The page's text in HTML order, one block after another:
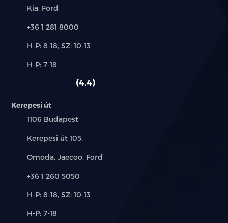
Márkák:
Kia, Ford
Telefon:
+36 1 281 8000
Új-
használt
H-P: 8-18, SZ: 10-13
Alkatrész,
H-P: 7-18
4.4
Kerepesi út
Település:
1106 Budapest
Cím:
Kerepesi út 105.
Márkák:
Omoda, Jaecoo, Ford
Telefon:
+36 1 260 5050
Új-
használt
H-P: 8-18, SZ: 10-13
Alkatrész,
H-P: 7-18